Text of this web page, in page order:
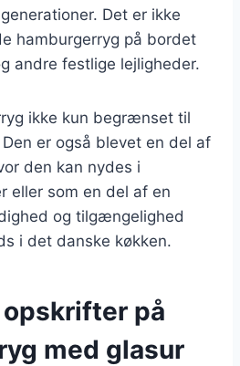
Det er ikke
hamburgerryg på bordet
andre festlige lejligheder.
ikke kun begrænset til
er også blevet en del af
den kan nydes i
eller som en del af en
og tilgængelighed
i det danske køkken.
på
med glasur